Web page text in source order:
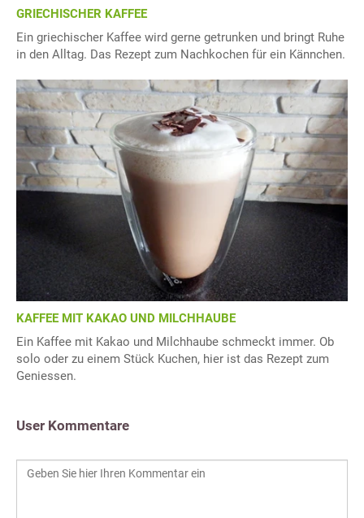
GRIECHISCHER KAFFEE
Ein griechischer Kaffee wird gerne getrunken und bringt Ruhe
in den Alltag. Das Rezept zum Nachkochen für ein Kännchen.
KAFFEE MIT KAKAO UND MILCHHAUBE
Ein Kaffee mit Kakao und Milchhaube schmeckt immer. Ob
solo oder zu einem Stück Kuchen, hier ist das Rezept zum
Geniessen.
User Kommentare